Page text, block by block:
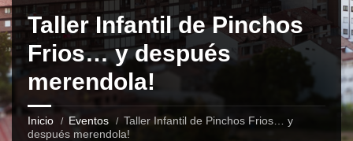
Taller Infantil de Pinchos
Frios… y después
merendola!
Inicio Eventos
Taller Infantil de Pinchos Frios… y
después merendola!